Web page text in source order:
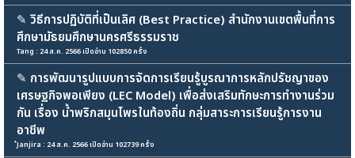
✎ วิธีการปฏิบัติที่เป็นเลิศ (Best Practice) สำนักงานเขตพื้นที่การ
ศึกษามัธยมศึกษานครศรีธรรมราช
Tang : 24 ส.ค. 2566 เปิดอ่าน 102850 ครั้ง
✎ การพัฒนารูปแบบการจัดการเรียนรู้บูรณาการหลักปรัชญาของ
เศรษฐกิจพอเพียง (LEC Model) เพื่อส่งเสริมทักษะการทำงานร่วม
กัน เรื่อง น้ำพริกสมุนไพรในท้องถิ่น กลุ่มสาระการเรียนรู้การงาน
อาชีพ
๋Janjira : 24 ส.ค. 2566 เปิดอ่าน 102739 ครั้ง